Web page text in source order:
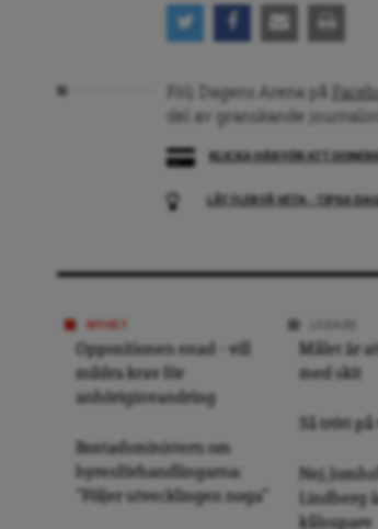
Följ Dagens Arena på
del av granskande
KLICKA HÄR FÖR ATT
LÅT FLER FÅ VETA – TIPSA
Oppositionen enad – vill
mildra krav för
anhöriginvandring
Bostadsministern om
hyresförhandlingarna:
”Följer utvecklingen noga”
Målet är
med skit
Så trött
Nej,
Lindberg
kålsupare